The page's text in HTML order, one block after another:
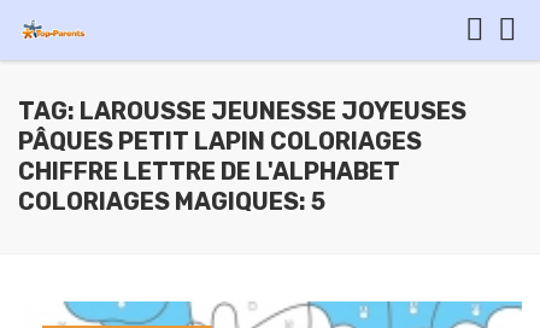
TAG: LAROUSSE JEUNESSE JOYEUSES
PÂQUES PETIT LAPIN COLORIAGES
CHIFFRE LETTRE DE L'ALPHABET
COLORIAGES MAGIQUES: 5